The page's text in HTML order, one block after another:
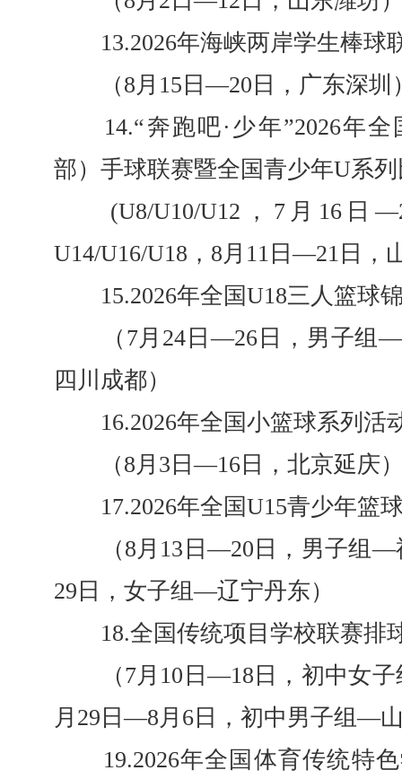
13.2026年海峡两岸学生棒球
（8月15日—20日，广东深圳
14.“奔跑吧·少年”2026年全
部）手球联赛暨全国青少年U系
(U8/U10/U12，7月16日
U14/U16/U18，8月11日—21日，
15.2026年全国U18三人篮球
（7月24日—26日，男子组—
四川成都）
16.2026年全国小篮球系列活
（8月3日—16日，北京延庆
17.2026年全国U15青少年篮
（8月13日—20日，男子组—
29日，女子组—辽宁丹东）
18.全国传统项目学校联赛排
（7月10日—18日，初中女子
月29日—8月6日，初中男子组—
19.2026年全国体育传统特色